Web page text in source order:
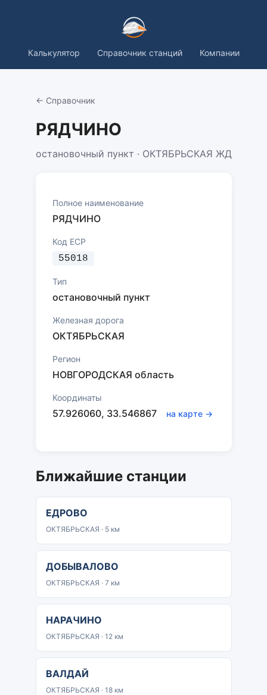
Калькулятор Справочник станций Компании
← Справочник
РЯДЧИНО
остановочный пункт · ОКТЯБРЬСКАЯ ЖД
Полное наименование
РЯДЧИНО
Код ЕСР
55018
Тип
остановочный пункт
Железная дорога
ОКТЯБРЬСКАЯ
Регион
НОВГОРОДСКАЯ область
Координаты
57.926060, 33.546867 на карте →
Ближайшие станции
ЕДРОВО
ОКТЯБРЬСКАЯ · 5 км
ДОБЫВАЛОВО
ОКТЯБРЬСКАЯ · 7 км
НАРАЧИНО
ОКТЯБРЬСКАЯ · 12 км
ВАЛДАЙ
ОКТЯБРЬСКАЯ · 18 км